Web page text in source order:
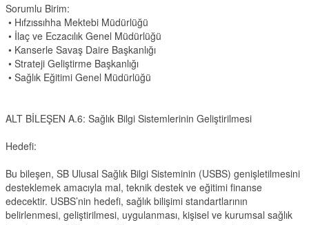
Sorumlu Birim:
• Hıfzıssıhha Mektebi Müdürlüğü
• İlaç ve Eczacılık Genel Müdürlüğü
• Kanserle Savaş Daire Başkanlığı
• Strateji Geliştirme Başkanlığı
• Sağlık Eğitimi Genel Müdürlüğü
ALT BİLEŞEN A.6: Sağlık Bilgi Sistemlerinin Geliştirilmesi
Hedefi:
Bu bileşen, SB Ulusal Sağlık Bilgi Sisteminin (USBS) genişletilmesini
desteklemek amacıyla mal, teknik destek ve eğitimi finanse
edecektir. USBS’nin hedefi, sağlık bilişimi standartlarının
belirlenmesi, geliştirilmesi, uygulanması, kişisel ve kurumsal sağlık